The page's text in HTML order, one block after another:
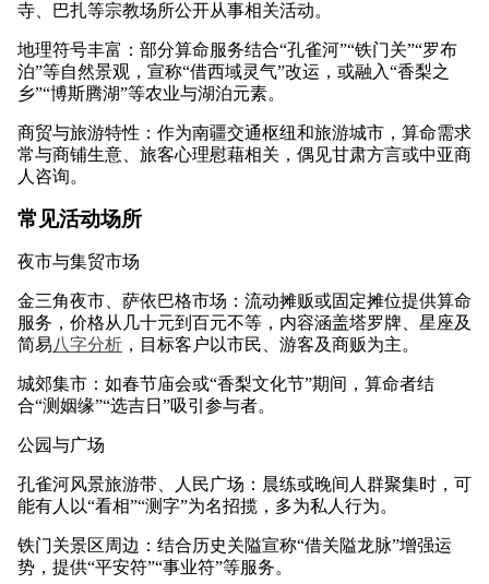
寺、巴扎等宗教场所公开从事相关活动。
地理符号丰富：部分算命服务结合“孔雀河”“铁门关”“罗布
泊”等自然景观，宣称“借西域灵气”改运，或融入“香梨之
乡”“博斯腾湖”等农业与湖泊元素。
商贸与旅游特性：作为南疆交通枢纽和旅游城市，算命需求
常与商铺生意、旅客心理慰藉相关，偶见甘肃方言或中亚商
人咨询。
常见活动场所
夜市与集贸市场
金三角夜市、萨依巴格市场：流动摊贩或固定摊位提供算命
服务，价格从几十元到百元不等，内容涵盖塔罗牌、星座及
简易八字分析 ，目标客户以市民、游客及商贩为主。
城郊集市：如春节庙会或“香梨文化节”期间，算命者结
合“测姻缘”“选吉日”吸引参与者。
公园与广场
孔雀河风景旅游带、人民广场：晨练或晚间人群聚集时，可
能有人以“看相”“测字”为名招揽，多为私人行为。
铁门关景区周边：结合历史关隘宣称“借关隘龙脉”增强运
势，提供“平安符”“事业符”等服务。